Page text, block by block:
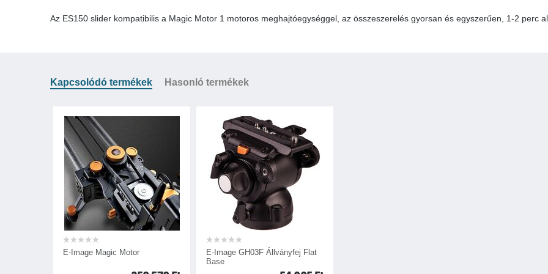
Az ES150 slider kompatibilis a Magic Motor 1 motoros meghajtóegységgel, az összeszerelés gyorsan és egyszerűen, 1-2 perc
Kapcsolódó termékek Hasonló termékek
E-Image Magic Motor
E-Image GH03F Állványfej Flat
Base